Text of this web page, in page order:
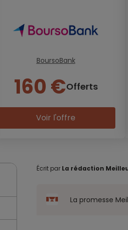
BoursoBank
160 €Offerts
Voir l'offre
Écrit par La rédaction
La promesse